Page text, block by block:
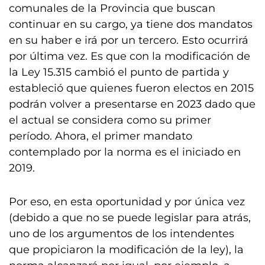
comunales de la Provincia que buscan
continuar en su cargo, ya tiene dos mandatos
en su haber e irá por un tercero. Esto ocurrirá
por última vez. Es que con la modificación de
la Ley 15.315 cambió el punto de partida y
estableció que quienes fueron electos en 2015
podrán volver a presentarse en 2023 dado que
el actual se considera como su primer
período. Ahora, el primer mandato
contemplado por la norma es el iniciado en
2019.
Por eso, en esta oportunidad y por única vez
(debido a que no se puede legislar para atrás,
uno de los argumentos de los intendentes
que propiciaron la modificación de la ley), la